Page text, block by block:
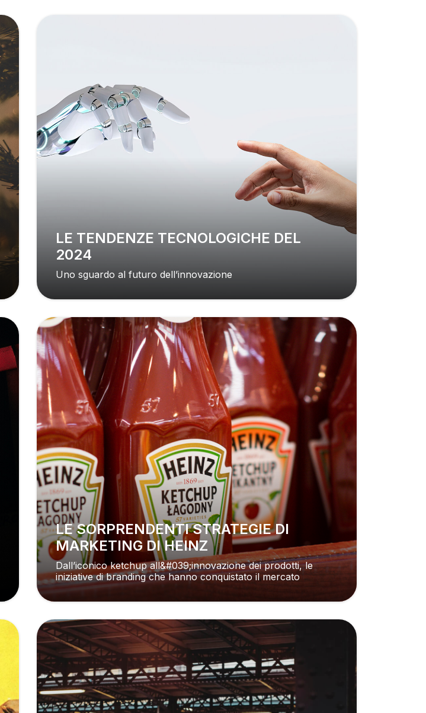
LE TENDENZE TECNOLOGICHE DEL
2024
Uno sguardo al futuro dell’innovazione
LE SORPRENDENTI STRATEGIE DI
MARKETING DI HEINZ
Dall’iconico ketchup all&#039;innovazione dei prodotti, le
iniziative di branding che hanno conquistato il mercato